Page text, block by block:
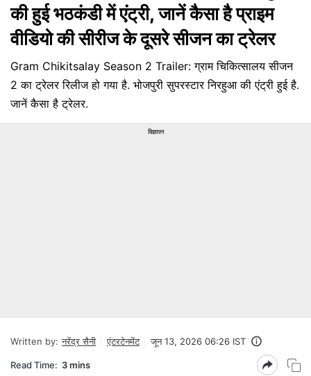
की हुई भठकंडी में एंट्री, जानें कैसा है प्राइम
वीडियो की सीरीज के दूसरे सीजन का ट्रेलर
Gram Chikitsalay Season 2 Trailer: ग्राम चिकित्सालय सीजन
2 का ट्रेलर रिलीज हो गया है. भोजपुरी सुपरस्टार निरहुआ की एंट्री हुई है.
जानें कैसा है ट्रेलर.
विज्ञापन
Written by: नरेंद्र सैनी एंटरटेनमेंट जून 13, 2026 06:26 IST
Read Time: 3 mins